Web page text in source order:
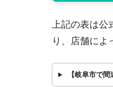
上記の表は公
り、店舗によ
【岐阜市で間